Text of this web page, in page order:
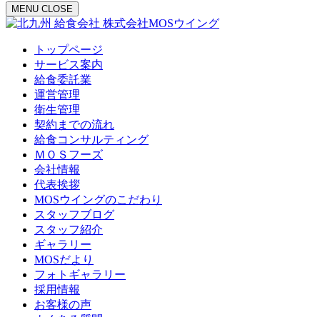
MENU CLOSE
トップページ
サービス案内
給食委託業
運営管理
衛生管理
契約までの流れ
給食コンサルティング
ＭＯＳフーズ
会社情報
代表挨拶
MOSウイングのこだわり
スタッフブログ
スタッフ紹介
ギャラリー
MOSだより
フォトギャラリー
採用情報
お客様の声